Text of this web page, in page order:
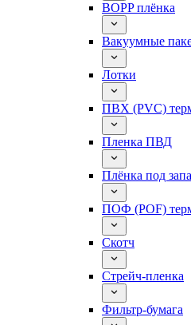
BOPP плёнка
Вакуумные
Лотки
ПВХ (PVC)
Пленка ПВД
Плёнка под
ПОФ (POF)
Скотч
Стрейч-пленка
Фильтр-бумага